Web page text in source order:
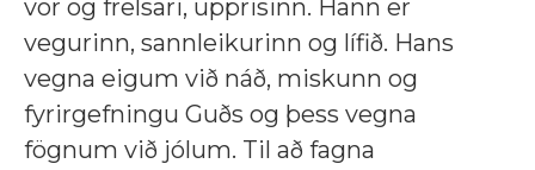
vor og frelsari, upprisinn. Hann er
vegurinn, sannleikurinn og lífið. Hans
vegna eigum við náð, miskunn og
fyrirgefningu Guðs og þess vegna
fögnum við jólum. Til að fagna